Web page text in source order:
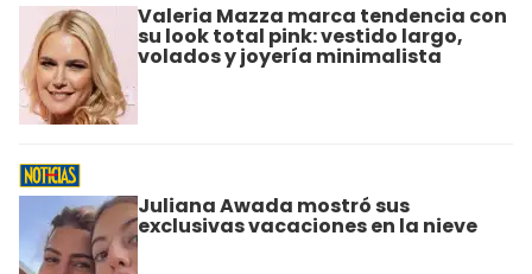
Valeria Mazza marca tendencia con
su look total pink: vestido largo,
volados y joyería minimalista
Juliana Awada mostró sus
exclusivas vacaciones en la nieve